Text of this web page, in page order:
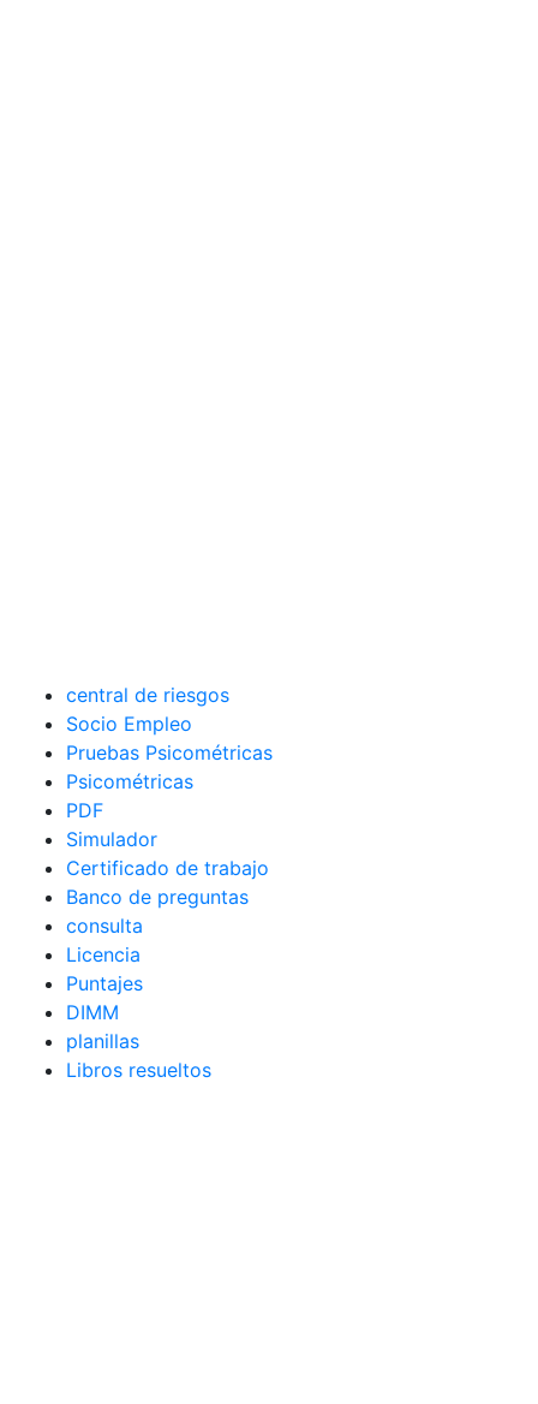
central de riesgos
Socio Empleo
Pruebas Psicométricas
Psicométricas
PDF
Simulador
Certificado de trabajo
Banco de preguntas
consulta
Licencia
Puntajes
DIMM
planillas
Libros resueltos